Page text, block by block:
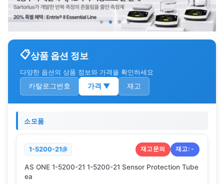
상품 옵션 정보
다양한 옵션의 상품 정보와 가격을 확인하세요
카탈로그번호 가격 ▼ 재고
소모품
1-5200-21 재고문의 재고:-
AS ONE 1-5200-21 1-5200-21 Sensor Protection Tube
ea